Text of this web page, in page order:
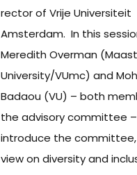
rector of Vrije Universiteit
Amsterdam. In this
Meredith Overman
University/VUmc) and
Badaou (VU) – both
the advisory committee –
introduce the committee,
view on diversity and